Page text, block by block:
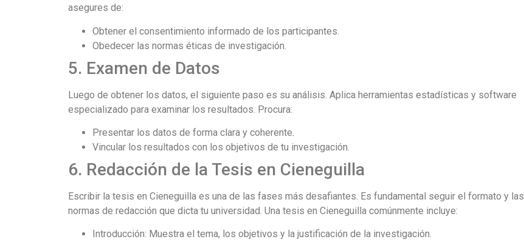
asegures de:
Obtener el consentimiento informado de los participantes.
Obedecer las normas éticas de investigación.
5. Examen de Datos
Luego de obtener los datos, el siguiente paso es su análisis. Aplica herramientas estadísticas y software
especializado para examinar los resultados. Procura:
Presentar los datos de forma clara y coherente.
Vincular los resultados con los objetivos de tu investigación.
6. Redacción de la Tesis en Cieneguilla
Escribir la tesis en Cieneguilla es una de las fases más desafiantes. Es fundamental seguir el formato y las
normas de redacción que dicta tu universidad. Una tesis en Cieneguilla comúnmente incluye:
Introducción: Muestra el tema, los objetivos y la justificación de la investigación.